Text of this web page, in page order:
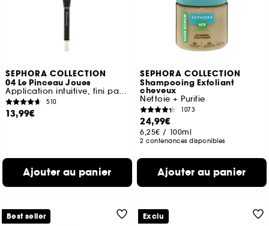
SEPHORA COLLECTION
04 Le Pinceau Joues
Application intuitive, fini parfait
510
13,99€
Ajouter au panier
SEPHORA COLLECTION
Shampooing Exfoliant
cheveux
Nettoie + Purifie
1073
24,99€
6,25€ / 100ml
2 contenances disponibles
Ajouter au panier
Best seller Exclu